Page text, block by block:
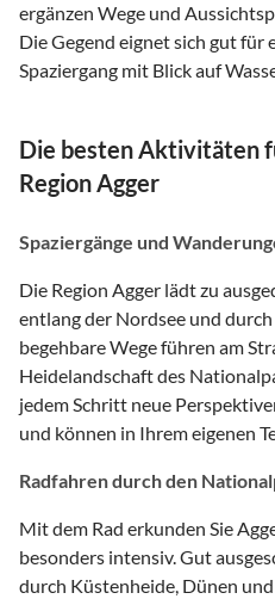
ergänzen Wege und
Die Gegend eignet sich gut für
Spaziergang mit Blick auf
Die besten Aktivitäten
Region Agger
Spaziergänge und
Die Region Agger lädt zu
entlang der Nordsee und
begehbare Wege führen am
Heidelandschaft des
jedem Schritt neue
und können in Ihrem eigenen
Radfahren durch den
Mit dem Rad erkunden Sie
besonders intensiv. Gut
durch Küstenheide, Dünen